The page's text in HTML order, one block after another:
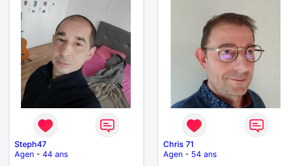
Steph47
Agen- 44 ans
Chris 71
Agen - 54 ans